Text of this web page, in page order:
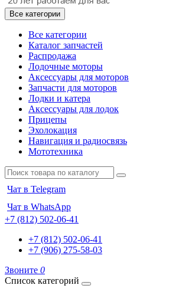
Все категории
Все категории
Каталог запчастей
Распродажа
Лодочные моторы
Аксессуары для моторов
Запчасти для моторов
Лодки и катера
Аксессуары для лодок
Прицепы
Эхолокация
Навигация и радиосвязь
Мототехника
Чат в Telegram
Чат в WhatsApp
+7 (812) 502-06-41
+7 (812) 502-06-41
+7 (906) 275-58-03
Звоните 0
Список категорий